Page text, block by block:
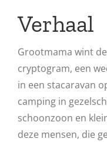
Verhaal
Grootmama wint
cryptogram, een
in een stacaravan
camping in
schoonzoon en
deze mensen, die